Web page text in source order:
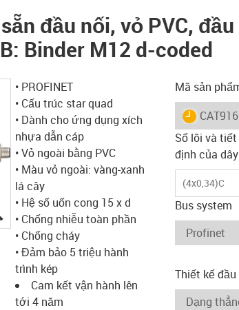
đầu nối, vỏ PVC,
Binder M12 d-coded
igus-icon-lupe
• PROFINET
• Cấu trúc star quad
• Dành cho ứng dụng xích
nhựa dẫn cáp
• Vỏ ngoài bằng PVC
• Màu vỏ ngoài: vàng-xanh
lá cây
• Hệ số uốn cong 15 x d
• Chống nhiễu toàn phần
• Chống cháy
• Đảm bảo 5 triệu hành
trình kép
Cam kết vận hành lên
tới 4 năm
Mã sản
igus-
Số lõi và
định của
(4x0,34)C
Bus system
Thiết kế đầu